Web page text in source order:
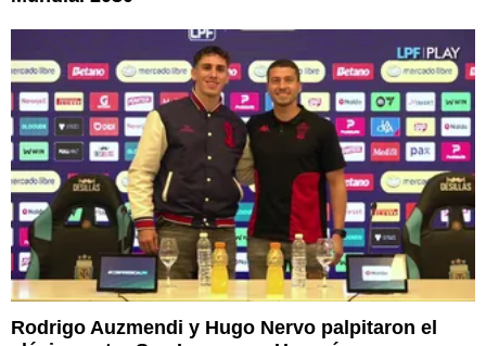
Rodrigo Auzmendi y Hugo Nervo palpitaron el